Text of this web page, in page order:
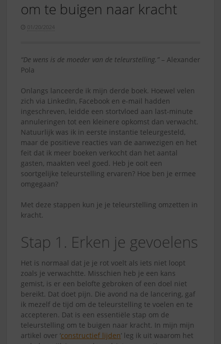
om te buigen naar kracht
01/20/2024
“De wens is de moeder van de teleurstelling.”– Alexander
Pola
Onlangs lanceerde ik mijn derde boek. Hoewel velen
zich via LinkedIn, Facebook en e-mail hadden
ingeschreven, leidde een stortvloed aan last-minute
annuleringen tot een kleinere opkomst dan verwacht.
Natuurlijk was ik in eerste instantie teleurgesteld,
maar de positieve reacties van de aanwezigen en het
feit dat ik meer boeken verkocht dan het aantal
gasten, maakten veel goed. Heb je ooit een
soortgelijke teleurstelling ervaren? Hoe ben je ermee
omgegaan?
Met deze stappen kun je je teleurstelling omzetten in
kracht.
Stap 1. Erken je gevoelens
Het is normaal dat je je rot voelt als iets niet loopt
zoals je verwachtte. Misschien heb je een kans
gemist, is er een belofte gebroken of een doel niet
bereikt. Dat doet pijn. Die avond na de lancering, gaf
ik mezelf de tijd om de teleurstelling te voelen en te
accepteren. Dat is een essentiële stap om de
teleurstelling om te buigen naar kracht. In mijn mijn
artikel over ‘constructief lijden’ leg ik uit waarom het